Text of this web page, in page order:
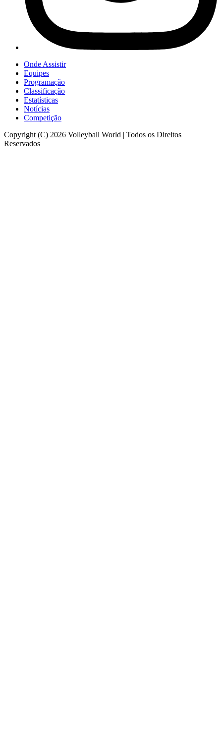
Onde Assistir
Equipes
Programação
Classificação
Estatísticas
Notícias
Competição
Copyright (C) 2026 Volleyball World | Todos os Direitos
Reservados